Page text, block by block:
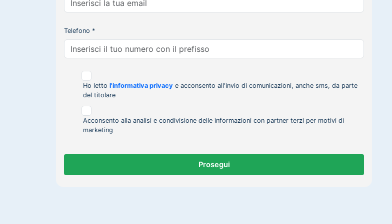
Telefono *
Ho letto l'informativa privacy e acconsento all'invio di comunicazioni, anche sms, da parte
del titolare
Acconsento alla analisi e condivisione delle informazioni con partner terzi per motivi di
marketing